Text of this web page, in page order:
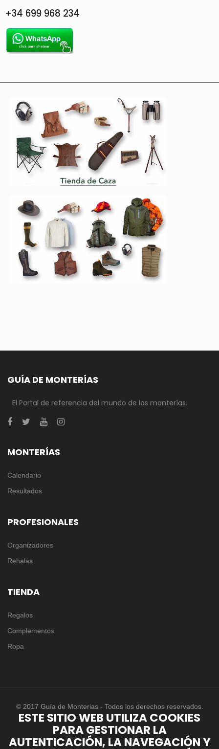
+34 699 968 234
GUÍA DE MONTERÍAS
El Portal de referencia del mundo de las monterías.
MONTERÍAS
Calendario
Resultados
PROFESIONALES
Organizadores
Rehalas
TIENDA
Regalos
Complementos
Ropa
© 2017 Guía de Monterias - Todos los derechos reservados.
ESTE SITIO WEB UTILIZA COOKIES
PARA GESTIONAR LA
AUTENTICACIÓN, LA NAVEGACIÓN Y